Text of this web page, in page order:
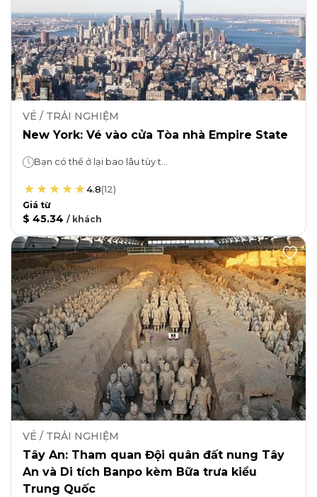
VÉ / TRẢI NGHIỆM
New York: Vé vào cửa Tòa nhà Empire State
4.8(12)
Giá từ
$ 45.34 / khách
VÉ / TRẢI NGHIỆM
Tây An: Tham quan Đội quân đất nung Tây
An và Di tích Banpo kèm Bữa trưa kiểu
Trung Quốc